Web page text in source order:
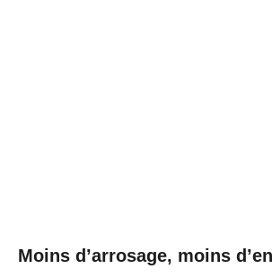
Moins d’arrosage, moins